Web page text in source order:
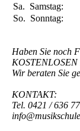
Sa. Samstag:
So. Sonntag:
Haben Sie noch
Wir beraten Sie
KONTAKT:
Tel. 0421 / 636